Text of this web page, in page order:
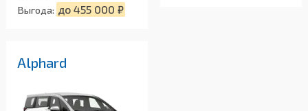
Выгода: до 455 000 ₽
Alphard